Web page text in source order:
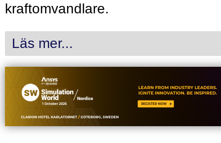
kraftomvandlare.
Läs mer...